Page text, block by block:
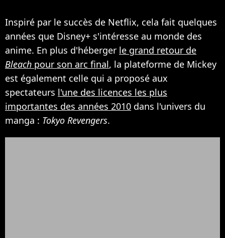
Inspiré par le succès de Netflix, cela fait quelques
années que Disney+ s'intéresse au monde des
anime. En plus d'héberger le grand retour de
Bleach pour son arc final, la plateforme de Mickey
est également celle qui a proposé aux
spectateurs l'une des licences les plus
importantes des années 2010 dans l'univers du
manga : Tokyo Revengers.